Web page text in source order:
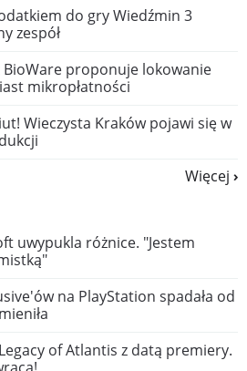
do gry Wiedźmin 3
zespół
BioWare proponuje lokowanie
mikropłatności
Wieczysta Kraków pojawi się w
Więcej
uwypukla różnice. "Jestem
na PlayStation spadała od
of Atlantis z datą premiery.